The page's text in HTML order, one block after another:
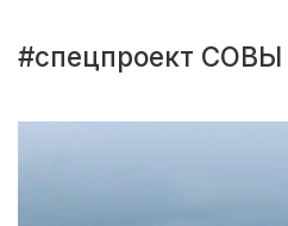
#спецпроект СОВЫ